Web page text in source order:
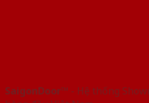
SaigonDoor™ - Hệ thống